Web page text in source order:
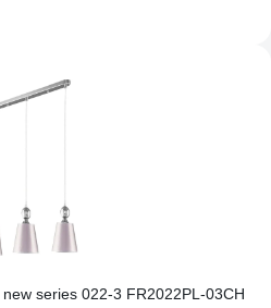
series 022-3 FR2022PL-03CH